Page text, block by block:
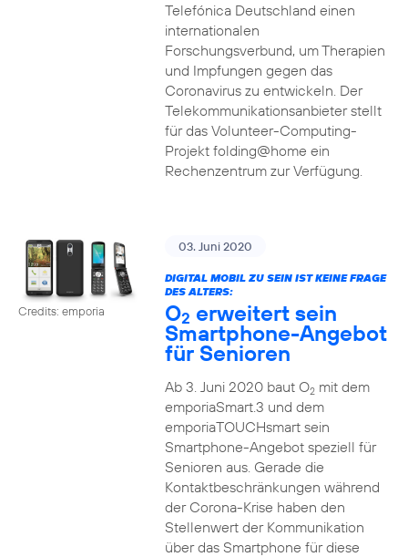
Telefónica Deutschland einen
internationalen
Forschungsverbund, um Therapien
und Impfungen gegen das
Coronavirus zu entwickeln. Der
Telekommunikationsanbieter stellt
für das Volunteer-Computing-
Projekt folding@home ein
Rechenzentrum zur Verfügung.
Credits: emporia
03. Juni 2020
DIGITAL MOBIL ZU SEIN IST KEINE FRAGE
DES ALTERS:
O2 erweitert sein
Smartphone-Angebot
für Senioren
Ab 3. Juni 2020 baut O2mit dem
emporiaSmart.3 und dem
emporiaTOUCHsmart sein
Smartphone-Angebot speziell für
Senioren aus. Gerade die
Kontaktbeschränkungen während
der Corona-Krise haben den
Stellenwert der Kommunikation
über das Smartphone für diese